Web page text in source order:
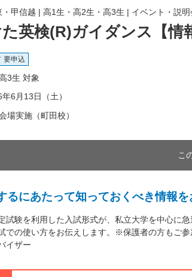
英検(R)ガイダンス【情
甲信越 | 高1生・高2生・高3生 | イベント・説明
要申込
3生 対象
6月13日（土）
場実施（町田校）
こ
るにあたって知っておくべき情報を
試験を利用した入試形式が、私立大学を中心に
での使い方をお伝えします。※保護者の方もご参
イザー